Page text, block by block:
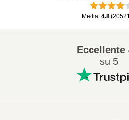
Media: 4.8 (
Eccellente
su 5